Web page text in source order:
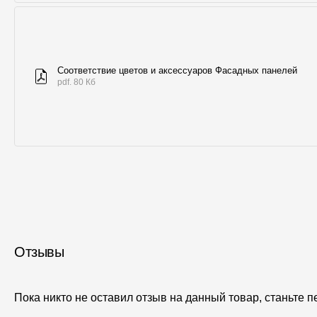
Соответствие цветов и аксессуаров Фасадных панелей
pdf. 80 Кб
Отзывы
Пока никто не оставил отзыв на данный товар, станьте